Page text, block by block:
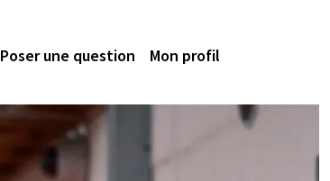
Poser une question Mon profil